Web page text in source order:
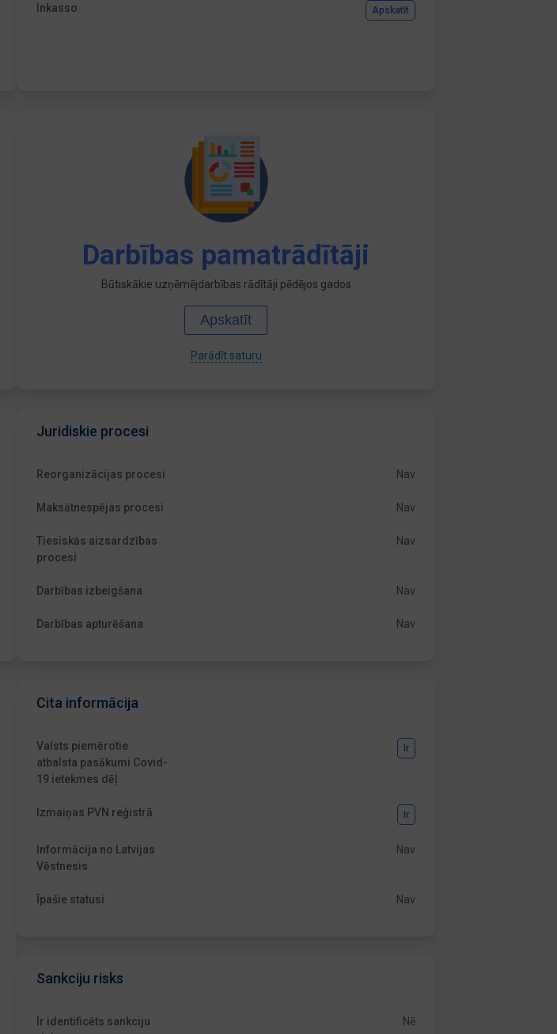
Inkasso Apskatīt
Darbības pamatrādītāji
Būtiskākie uzņēmējdarbības rādītāji pēdējos gados
Apskatīt
Parādīt saturu
Juridiskie procesi
Reorganizācijas procesi Nav
Maksātnespējas procesi Nav
Tiesiskās aizsardzības
procesi
Nav
Darbības izbeigšana Nav
Darbības apturēšana Nav
Cita informācija
Valsts piemērotie
atbalsta pasākumi Covid-
19 ietekmes dēļ
Ir
Izmaiņas PVN reģistrā Ir
Informācija no Latvijas
Vēstnesis
Nav
Īpašie statusi Nav
Sankciju risks
Ir identificēts sankciju
Nē